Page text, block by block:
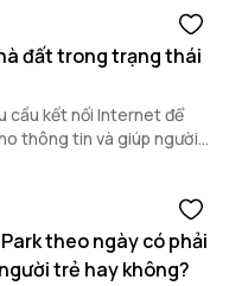
đất trong trạng thái
cầu kết nối Internet để
thông tin và giúp người
theo ngày có phải
trẻ hay không?